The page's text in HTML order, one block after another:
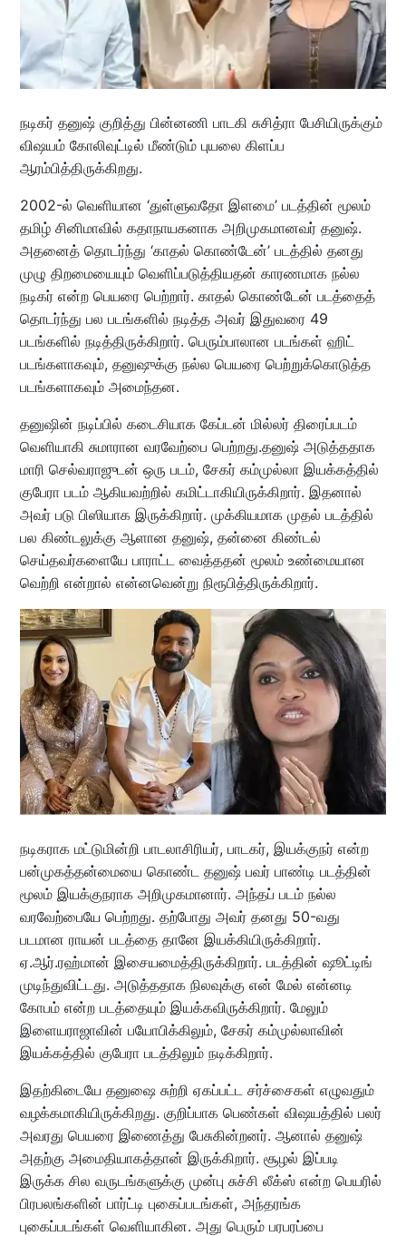
நடிகர் தனுஷ் குறித்து பின்னணி பாடகி சுசித்ரா பேசியிருக்கும்
விஷயம் கோலிவுட்டில் மீண்டும் புயலை கிளப்ப
ஆரம்பித்திருக்கிறது.
2002-ல் வெளியான ‘துள்ளுவதோ இளமை’ படத்தின் மூலம்
தமிழ் சினிமாவில் கதாநாயகனாக அறிமுகமானவர் தனுஷ்.
அதனைத் தொடர்ந்து ‘காதல் கொண்டேன்’ படத்தில் தனது
முழு திறமையையும் வெளிப்படுத்தியதன் காரணமாக நல்ல
நடிகர் என்ற பெயரை பெற்றார். காதல் கொண்டேன் படத்தைத்
தொடர்ந்து பல படங்களில் நடித்த அவர் இதுவரை 49
படங்களில் நடித்திருக்கிறார். பெரும்பாலான படங்கள் ஹிட்
படங்களாகவும், தனுஷுக்கு நல்ல பெயரை பெற்றுக்கொடுத்த
படங்களாகவும் அமைந்தன.
தனுஷின் நடிப்பில் கடைசியாக கேப்டன் மில்லர் திரைப்படம்
வெளியாகி சுமாரான வரவேற்பை பெற்றது.தனுஷ் அடுத்ததாக
மாரி செல்வராஜுடன் ஒரு படம், சேகர் கம்முல்லா இயக்கத்தில்
குபேரா படம் ஆகியவற்றில் கமிட்டாகியிருக்கிறார். இதனால்
அவர் படு பிஸியாக இருக்கிறார். முக்கியமாக முதல் படத்தில்
பல கிண்டலுக்கு ஆளான தனுஷ், தன்னை கிண்டல்
செய்தவர்களையே பாராட்ட வைத்ததன் மூலம் உண்மையான
வெற்றி என்றால் என்னவென்று நிரூபித்திருக்கிறார்.
நடிகராக மட்டுமின்றி பாடலாசிரியர், பாடகர், இயக்குநர் என்ற
பன்முகத்தன்மையை கொண்ட தனுஷ் பவர் பாண்டி படத்தின்
மூலம் இயக்குநராக அறிமுகமானார். அந்தப் படம் நல்ல
வரவேற்பையே பெற்றது. தற்போது அவர் தனது 50-வது
படமான ராயன் படத்தை தானே இயக்கியிருக்கிறார்.
ஏ.ஆர்.ரஹ்மான் இசையமைத்திருக்கிறார். படத்தின் ஷூட்டிங்
முடிந்துவிட்டது. அடுத்ததாக நிலவுக்கு என் மேல் என்னடி
கோபம் என்ற படத்தையும் இயக்கவிருக்கிறார். மேலும்
இளையராஜாவின் பயோபிக்கிலும், சேகர் கம்முல்லாவின்
இயக்கத்தில் குபேரா படத்திலும் நடிக்கிறார்.
இதற்கிடையே தனுஷை சுற்றி ஏகப்பட்ட சர்ச்சைகள் எழுவதும்
வழக்கமாகியிருக்கிறது. குறிப்பாக பெண்கள் விஷயத்தில் பலர்
அவரது பெயரை இணைத்து பேசுகின்றனர். ஆனால் தனுஷ்
அதற்கு அமைதியாகத்தான் இருக்கிறார். சூழல் இப்படி
இருக்க சில வருடங்களுக்கு முன்பு சுச்சி லீக்ஸ் என்ற பெயரில்
பிரபலங்களின் பார்ட்டி புகைப்படங்கள், அந்தரங்க
புகைப்படங்கள் வெளியாகின. அது பெரும் பரபரப்பை